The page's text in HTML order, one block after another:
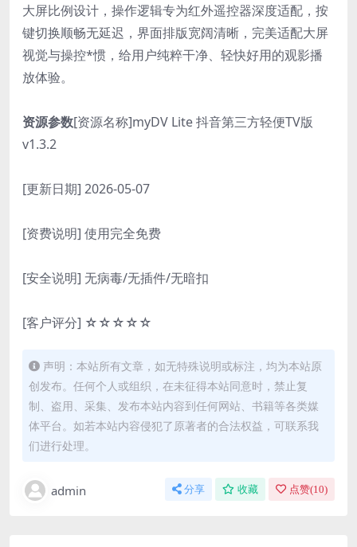
大屏比例设计，操作逻辑专为红外遥控器深度适配，按
键切换顺畅无延迟，界面排版宽阔清晰，完美适配大屏
视觉与操控*惯，给用户纯粹干净、轻快好用的观影播
放体验。
资源参数[资源名称]myDV Lite 抖音第三方轻便TV版
v1.3.2
[更新日期] 2026-05-07
[资费说明] 使用完全免费
[安全说明] 无病毒/无插件/无暗扣
[客户评分] ☆☆☆☆☆
声明：本站所有文章，如无特殊说明或标注，均为本站原
创发布。任何个人或组织，在未征得本站同意时，禁止复
制、盗用、采集、发布本站内容到任何网站、书籍等各类媒
体平台。如若本站内容侵犯了原著者的合法权益，可联系我
们进行处理。
admin 分享 收藏 点赞(10)